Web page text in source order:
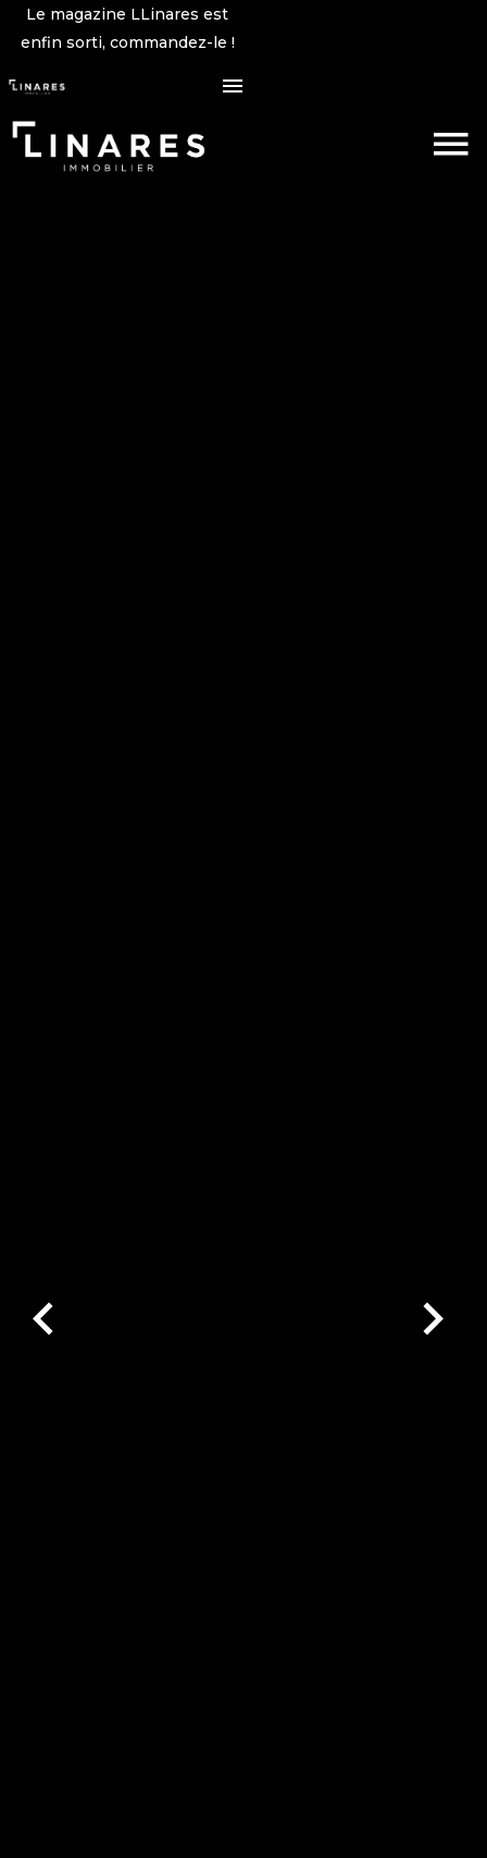
Le magazine LLinares est
enfin sorti, commandez-le !